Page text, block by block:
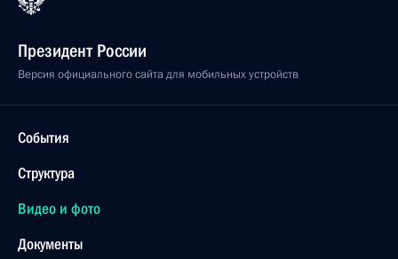
Президент России
Версия официального сайта для мобильных устройств
События
Структура
Видео и фото
Документы